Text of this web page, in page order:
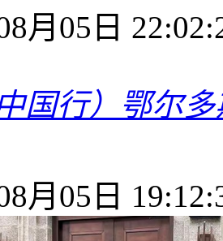
月05日
中国行）鄂尔
月05日